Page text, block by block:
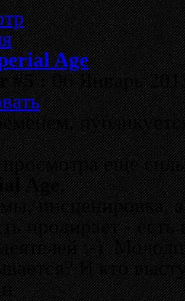
Age
#5 :06 Январь
еще
Age.
инсценировка,
продирает -
:-)
И кто